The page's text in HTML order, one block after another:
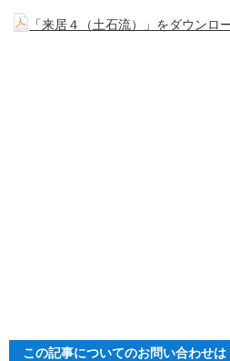
「来居４（土石流）」をダウンロ
この記事についてのお問い合わせは